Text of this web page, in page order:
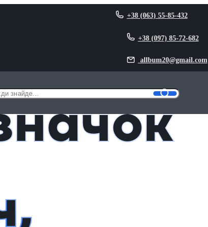
+38 (063) 55-85-432
+38 (097) 85-72-682
allbum20@gmail.com